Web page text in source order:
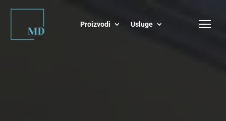
Proizvodi Usluge